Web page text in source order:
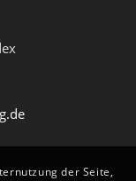
der Seite,